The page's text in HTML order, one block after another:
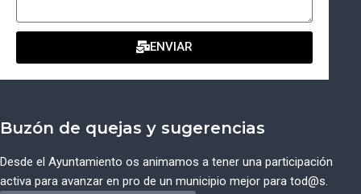
ENVIAR
Buzón de quejas y sugerencias
Desde el Ayuntamiento os animamos a tener una participación
activa para avanzar en pro de un municipio mejor para tod@s.